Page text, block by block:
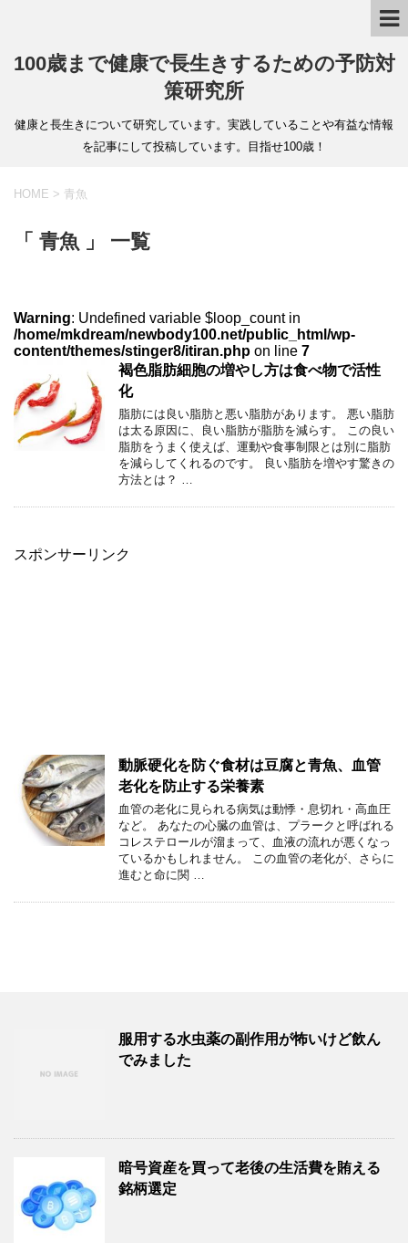
100歳まで健康で長生きするための予防対
策研究所
健康と長生きについて研究しています。実践していることや有益な情報
を記事にして投稿しています。目指せ100歳！
HOME > 青魚
「 青魚 」 一覧
Warning: Undefined variable $loop_count in
/home/mkdream/newbody100.net/public_html/wp-
content/themes/stinger8/itiran.php on line 7
褐色脂肪細胞の増やし方は食べ物で活性
化
脂肪には良い脂肪と悪い脂肪があります。 悪い脂肪
は太る原因に、良い脂肪が脂肪を減らす。 この良い
脂肪をうまく使えば、運動や食事制限とは別に脂肪
を減らしてくれるのです。 良い脂肪を増やす驚きの
方法とは？ …
スポンサーリンク
動脈硬化を防ぐ食材は豆腐と青魚、血管
老化を防止する栄養素
血管の老化に見られる病気は動悸・息切れ・高血圧
など。 あなたの心臓の血管は、プラークと呼ばれる
コレステロールが溜まって、血液の流れが悪くなっ
ているかもしれません。 この血管の老化が、さらに
進むと命に関 …
服用する水虫薬の副作用が怖いけど飲ん
でみました
暗号資産を買って老後の生活費を賄える
銘柄選定